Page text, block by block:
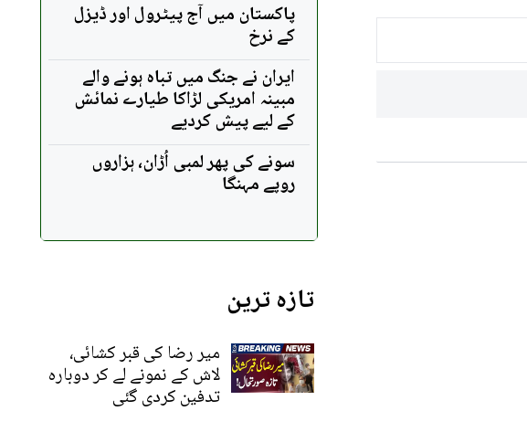
پاکستان میں آج پیٹرول اور ڈیزل
کے نرخ
ایران نے جنگ میں تباہ ہونے والے
مبینہ امریکی لڑاکا طیارے نمائش
کے لیے پیش کردیے
سونے کی پھر لمبی اُڑان، ہزاروں
روپے مہنگا
تازہ ترین
میر رضا کی قبر کشائی،
لاش کے نمونے لے کر دوبارہ
تدفین کردی گئی